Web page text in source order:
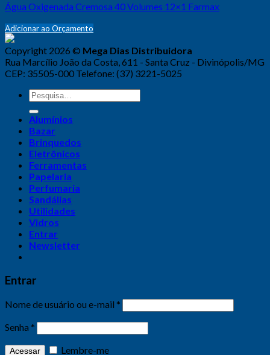
Água Oxigenada Cremosa 40 Volumes 12×1 Farmax
Adicionar ao Orçamento
Copyright 2026 © Mega Dias Distribuidora
Rua Marcílio João da Costa, 611 - Santa Cruz - Divinópolis/MG
CEP: 35505-000 Telefone: (37) 3221-5025
Alumínios
Bazar
Brinquedos
Eletrônicos
Ferramentas
Papelaria
Perfumaria
Sandálias
Utilidades
Vidros
Entrar
Newsletter
Entrar
Nome de usuário ou e-mail *
Senha *
Acessar Lembre-me